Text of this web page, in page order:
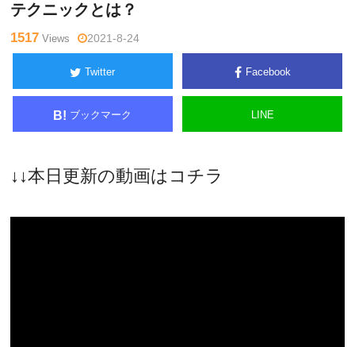
テクニックとは？
1517 Views 2021-8-24
Twitter Facebook
B! ブックマーク LINE
↓↓本日更新の動画はコチラ